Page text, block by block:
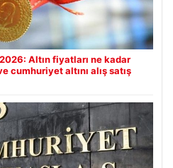
Altın fiyatları ne kadar
cumhuriyet altını alış satış